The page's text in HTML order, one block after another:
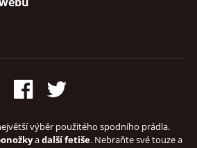
výběr použitého spodního prádla.
adalší fetiše. Nebraňte své touze a